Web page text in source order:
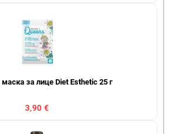
за лице Diet Esthetic 25 г
3,90 €